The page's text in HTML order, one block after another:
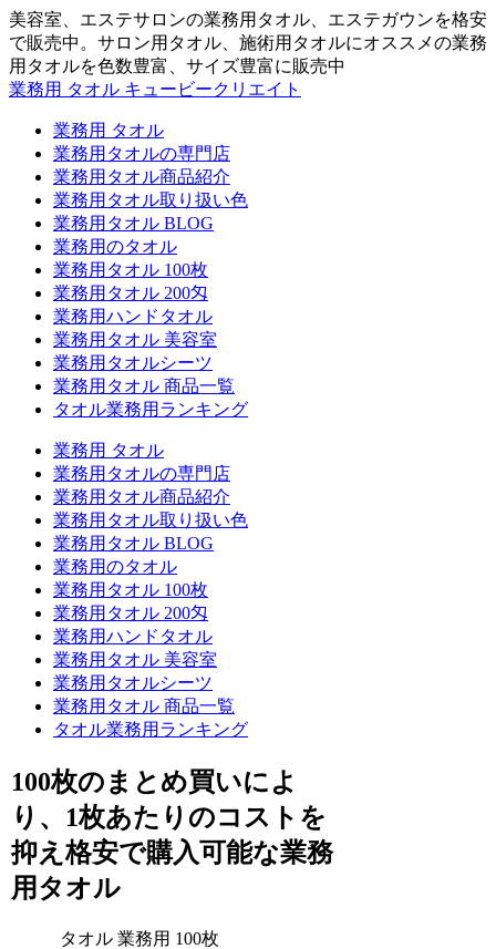
美容室、エステサロンの業務用タオル、エステガウンを格安
で販売中。サロン用タオル、施術用タオルにオススメの業務
用タオルを色数豊富、サイズ豊富に販売中
業務用 タオル キュービークリエイト
業務用 タオル
業務用タオルの専門店
業務用タオル商品紹介
業務用タオル取り扱い色
業務用タオル BLOG
業務用のタオル
業務用タオル 100枚
業務用タオル 200匁
業務用ハンドタオル
業務用タオル 美容室
業務用タオルシーツ
業務用タオル 商品一覧
タオル業務用ランキング
業務用 タオル
業務用タオルの専門店
業務用タオル商品紹介
業務用タオル取り扱い色
業務用タオル BLOG
業務用のタオル
業務用タオル 100枚
業務用タオル 200匁
業務用ハンドタオル
業務用タオル 美容室
業務用タオルシーツ
業務用タオル 商品一覧
タオル業務用ランキング
100枚のまとめ買いによ
り、1枚あたりのコストを
抑え格安で購入可能な業務
用タオル
タオル 業務用 100枚